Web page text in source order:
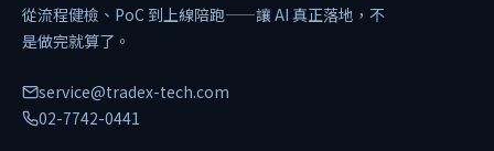
從流程健檢、PoC 到上線陪跑——讓 AI 真正落地，不
是做完就算了。
service@tradex-tech.com
02-7742-0441